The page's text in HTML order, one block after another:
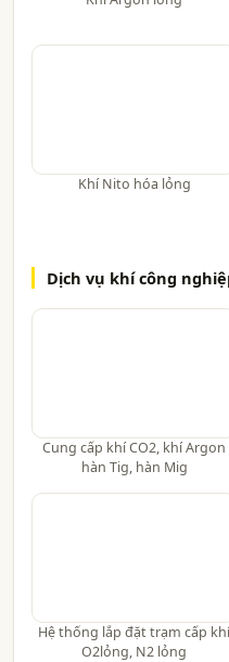
Khí Nito hóa lỏng
Dịch vụ khí công
Cung cấp khí CO2, khí Argon
hàn Tig, hàn Mig
Hệ thống lắp đặt trạm cấp khí
O2lỏng, N2 lỏng